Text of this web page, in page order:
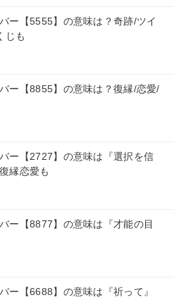
ー【5555】の意味は？奇跡/ツイ
じも
ー【8855】の意味は？復縁/恋愛/
ー【2727】の意味は『選択を信
縁恋愛も
ー【8877】の意味は『才能の目
ー【6688】の意味は『祈って』